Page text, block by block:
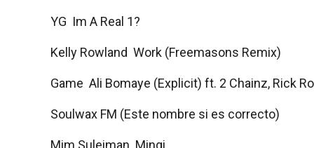
YG  Im A Real 1?
Kelly Rowland  Work (Freemasons Remix)
Game  Ali Bomaye (Explicit) ft. 2 Chainz, Rick
Soulwax FM (Este nombre si es correcto)